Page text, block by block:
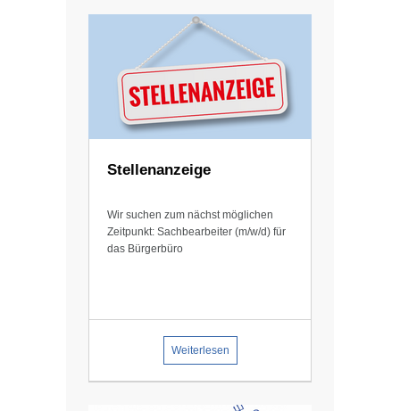
Stellenanzeige
Wir suchen zum nächst möglichen
Zeitpunkt: Sachbearbeiter (m/w/d) für
das Bürgerbüro
Weiterlesen